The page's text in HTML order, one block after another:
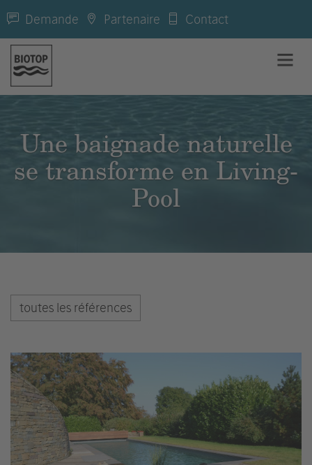
Demande Partenaire Contact
Une baignade naturelle
se transforme en Living-
Pool
toutes les références